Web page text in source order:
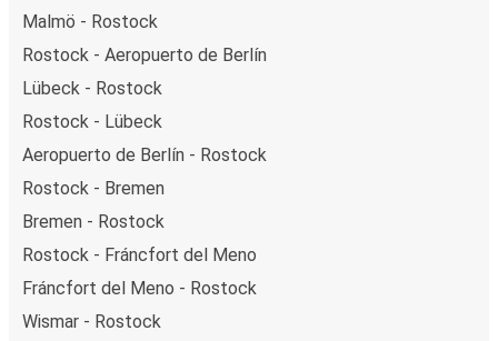
Malmö - Rostock
Rostock - Aeropuerto de Berlín
Lübeck - Rostock
Rostock - Lübeck
Aeropuerto de Berlín - Rostock
Rostock - Bremen
Bremen - Rostock
Rostock - Fráncfort del Meno
Fráncfort del Meno - Rostock
Wismar - Rostock